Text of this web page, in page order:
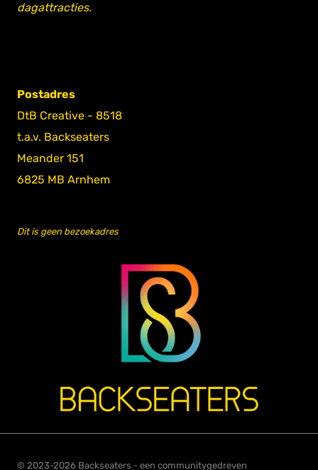
dagattracties.
Postadres
DtB Creative - 8518
t.a.v. Backseaters
Meander 151
6825 MB Arnhem
Dit is geen bezoekadres
© 2023-2026 Backseaters - een communitygedreven